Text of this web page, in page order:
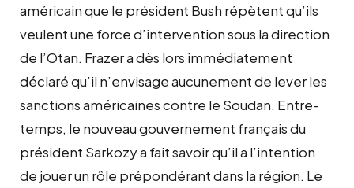
américain que le président Bush répètent qu’ils
veulent une force d’intervention sous la direction
de l’Otan. Frazer a dès lors immédiatement
déclaré qu’il n’envisage aucunement de lever les
sanctions américaines contre le Soudan. Entre-
temps, le nouveau gouvernement français du
président Sarkozy a fait savoir qu’il a l’intention
de jouer un rôle prépondérant dans la région. Le